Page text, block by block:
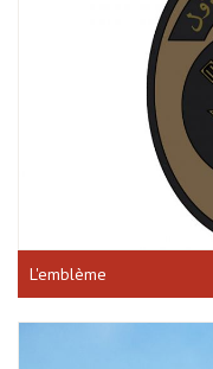
L'emblème